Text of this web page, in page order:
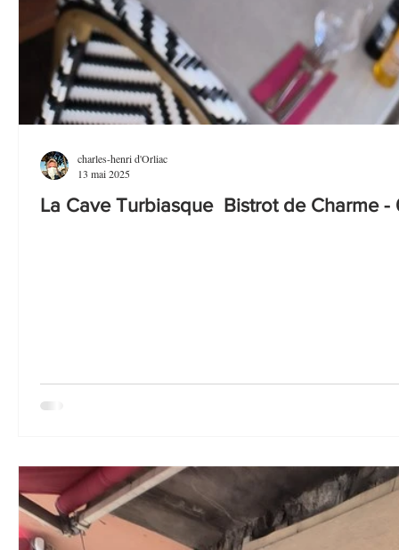
La Cave Turbiasque Bistrot de Charme -
charles-henri d'Orliac
13 mai 2025